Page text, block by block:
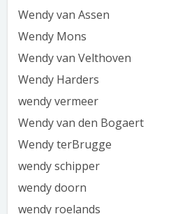
Wendy van Assen
Wendy Mons
Wendy van Velthoven
Wendy Harders
wendy vermeer
Wendy van den Bogaert
Wendy terBrugge
wendy schipper
wendy doorn
wendy roelands